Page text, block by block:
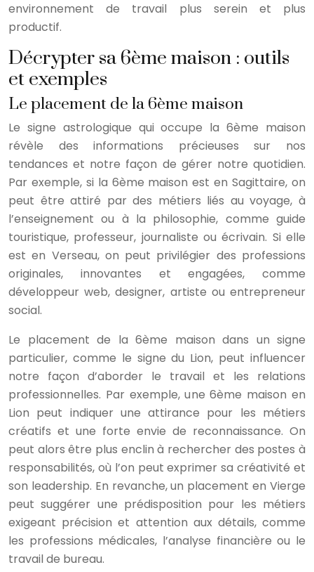
environnement de travail plus serein et plus
productif.
Décrypter sa 6ème maison : outils
et exemples
Le placement de la 6ème maison
Le signe astrologique qui occupe la 6ème maison
révèle des informations précieuses sur nos
tendances et notre façon de gérer notre quotidien.
Par exemple, si la 6ème maison est en Sagittaire, on
peut être attiré par des métiers liés au voyage, à
l’enseignement ou à la philosophie, comme guide
touristique, professeur, journaliste ou écrivain. Si elle
est en Verseau, on peut privilégier des professions
originales, innovantes et engagées, comme
développeur web, designer, artiste ou entrepreneur
social.
Le placement de la 6ème maison dans un signe
particulier, comme le signe du Lion, peut influencer
notre façon d’aborder le travail et les relations
professionnelles. Par exemple, une 6ème maison en
Lion peut indiquer une attirance pour les métiers
créatifs et une forte envie de reconnaissance. On
peut alors être plus enclin à rechercher des postes à
responsabilités, où l’on peut exprimer sa créativité et
son leadership. En revanche, un placement en Vierge
peut suggérer une prédisposition pour les métiers
exigeant précision et attention aux détails, comme
les professions médicales, l’analyse financière ou le
travail de bureau.